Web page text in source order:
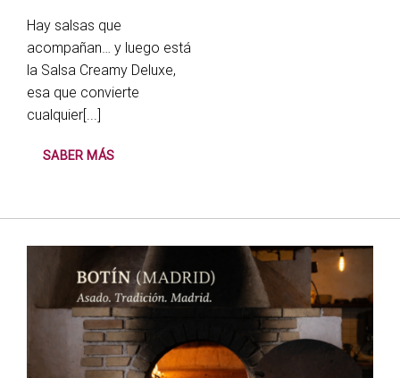
Hay salsas que
acompañan… y luego está
la Salsa Creamy Deluxe,
esa que convierte
cualquier[...]
SABER MÁS